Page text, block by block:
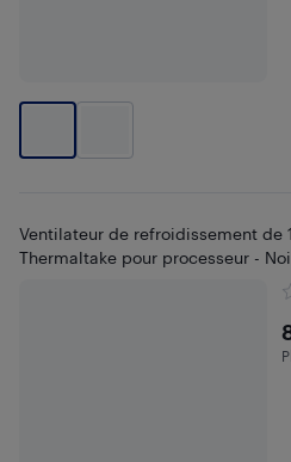
Ventilateur de refroidissement de
Thermaltake pour processeur -